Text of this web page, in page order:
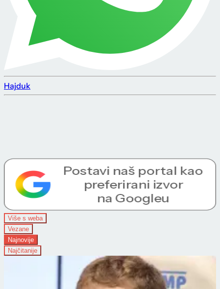
Hajduk
Više s weba
Vezane
Najnovije
Najčitanije